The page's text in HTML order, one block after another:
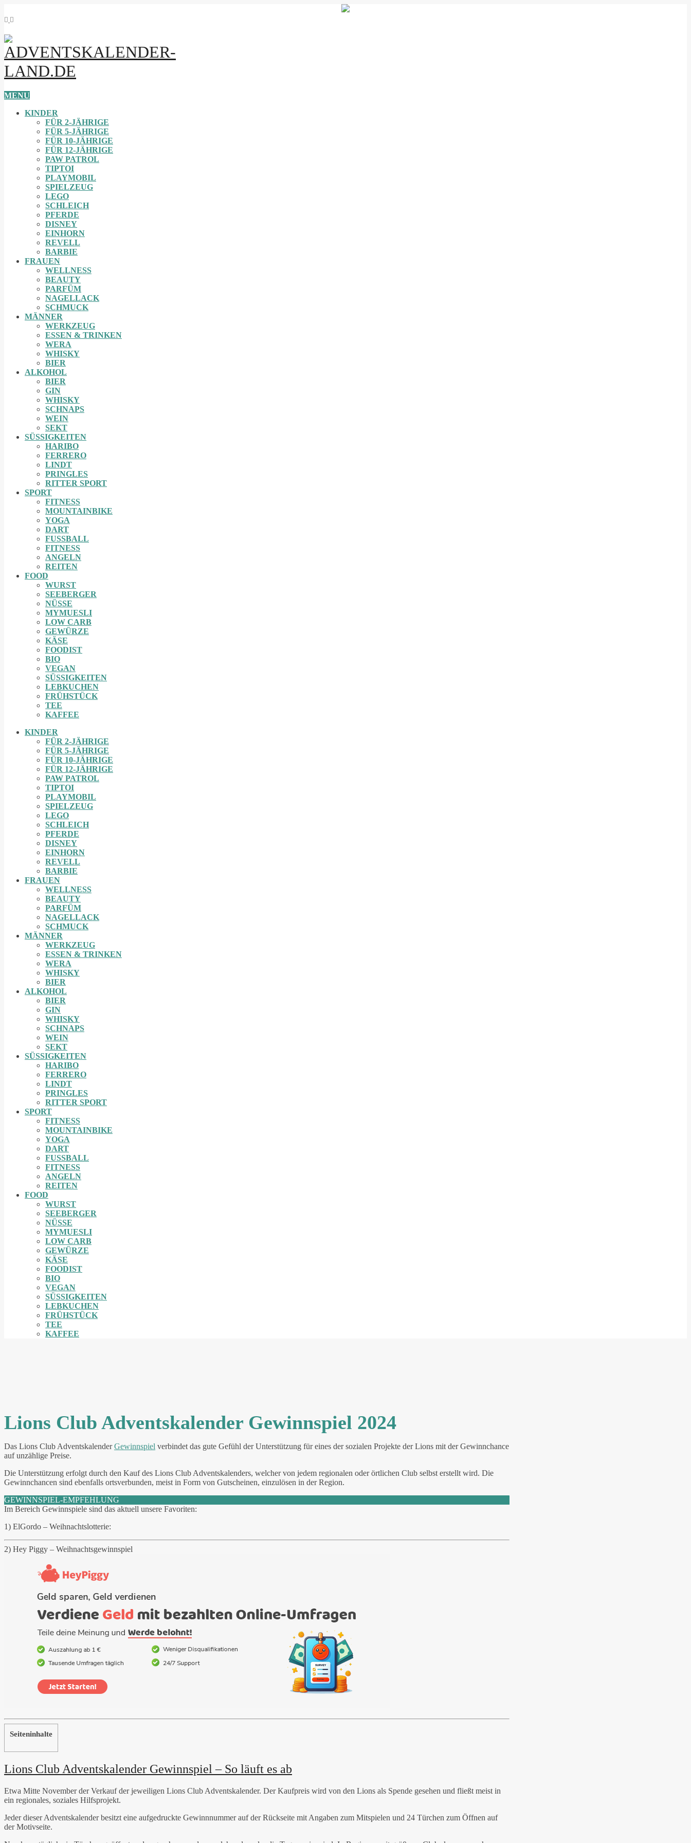
MENU
KINDER
FÜR 2-JÄHRIGE
FÜR 5-JÄHRIGE
FÜR 10-JÄHRIGE
FÜR 12-JÄHRIGE
PAW PATROL
TIPTOI
PLAYMOBIL
SPIELZEUG
LEGO
SCHLEICH
PFERDE
DISNEY
EINHORN
REVELL
BARBIE
FRAUEN
WELLNESS
BEAUTY
PARFÜM
NAGELLACK
SCHMUCK
MÄNNER
WERKZEUG
ESSEN & TRINKEN
WERA
WHISKY
BIER
ALKOHOL
BIER
GIN
WHISKY
SCHNAPS
WEIN
SEKT
SÜSSIGKEITEN
HARIBO
FERRERO
LINDT
PRINGLES
RITTER SPORT
SPORT
FITNESS
MOUNTAINBIKE
YOGA
DART
FUSSBALL
FITNESS
ANGELN
REITEN
FOOD
WURST
SEEBERGER
NÜSSE
MYMUESLI
LOW CARB
GEWÜRZE
KÄSE
FOODIST
BIO
VEGAN
SÜSSIGKEITEN
LEBKUCHEN
FRÜHSTÜCK
TEE
KAFFEE
KINDER
FÜR 2-JÄHRIGE
FÜR 5-JÄHRIGE
FÜR 10-JÄHRIGE
FÜR 12-JÄHRIGE
PAW PATROL
TIPTOI
PLAYMOBIL
SPIELZEUG
LEGO
SCHLEICH
PFERDE
DISNEY
EINHORN
REVELL
BARBIE
FRAUEN
WELLNESS
BEAUTY
PARFÜM
NAGELLACK
SCHMUCK
MÄNNER
WERKZEUG
ESSEN & TRINKEN
WERA
WHISKY
BIER
ALKOHOL
BIER
GIN
WHISKY
SCHNAPS
WEIN
SEKT
SÜSSIGKEITEN
HARIBO
FERRERO
LINDT
PRINGLES
RITTER SPORT
SPORT
FITNESS
MOUNTAINBIKE
YOGA
DART
FUSSBALL
FITNESS
ANGELN
REITEN
FOOD
WURST
SEEBERGER
NÜSSE
MYMUESLI
LOW CARB
GEWÜRZE
KÄSE
FOODIST
BIO
VEGAN
SÜSSIGKEITEN
LEBKUCHEN
FRÜHSTÜCK
TEE
KAFFEE
Lions Club Adventskalender Gewinnspiel 2024
Das Lions Club AdventskalenderGewinnspiel verbindet das gute Gefühl der Unterstützung für eines der sozialen Projekte der Lions mit der Gewinnchance
auf unzählige Preise.
Die Unterstützung erfolgt durch den Kauf des Lions Club Adventskalenders, welcher von jedem regionalen oder örtlichen Club selbst erstellt wird. Die
Gewinnchancen sind ebenfalls ortsverbunden, meist in Form von Gutscheinen, einzulösen in der Region.
GEWINNSPIEL-EMPFEHLUNG
Im Bereich Gewinnspiele sind das aktuell unsere Favoriten:
1) ElGordo – Weihnachtslotterie:
2) Hey Piggy – Weihnachtsgewinnspiel
Seiteninhalte
Lions Club Adventskalender Gewinnspiel – So läuft es ab
Etwa Mitte November der Verkauf der jeweiligen Lions Club Adventskalender. Der Kaufpreis wird von den Lions als Spende gesehen und fließt meist in
ein regionales, soziales Hilfsprojekt.
Jeder dieser Adventskalender besitzt eine aufgedruckte Gewinnnummer auf der Rückseite mit Angaben zum Mitspielen und 24 Türchen zum Öffnen auf
der Motivseite.